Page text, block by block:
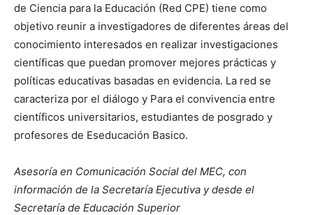
de Ciencia para la Educación (Red CPE) tiene como
objetivo reunir a investigadores de diferentes áreas del
conocimiento interesados ​​en realizar investigaciones
científicas que puedan promover mejores prácticas y
políticas educativas basadas en evidencia. La red se
caracteriza por el diálogo y Para el convivencia entre
científicos universitarios, estudiantes de posgrado y
profesores de Eseducación Basico.
Asesoría en Comunicación Social del MEC, con
información de la Secretaría Ejecutiva ydesde el
Secretaría de Educación Superior